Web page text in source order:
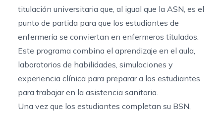
titulación universitaria que, al igual que la ASN, es el
punto de partida para que los estudiantes de
enfermería se conviertan en enfermeros titulados.
Este programa combina el aprendizaje en el aula,
laboratorios de habilidades, simulaciones y
experiencia clínica para preparar a los estudiantes
para trabajar en la asistencia sanitaria.
Una vez que los estudiantes completan su BSN,